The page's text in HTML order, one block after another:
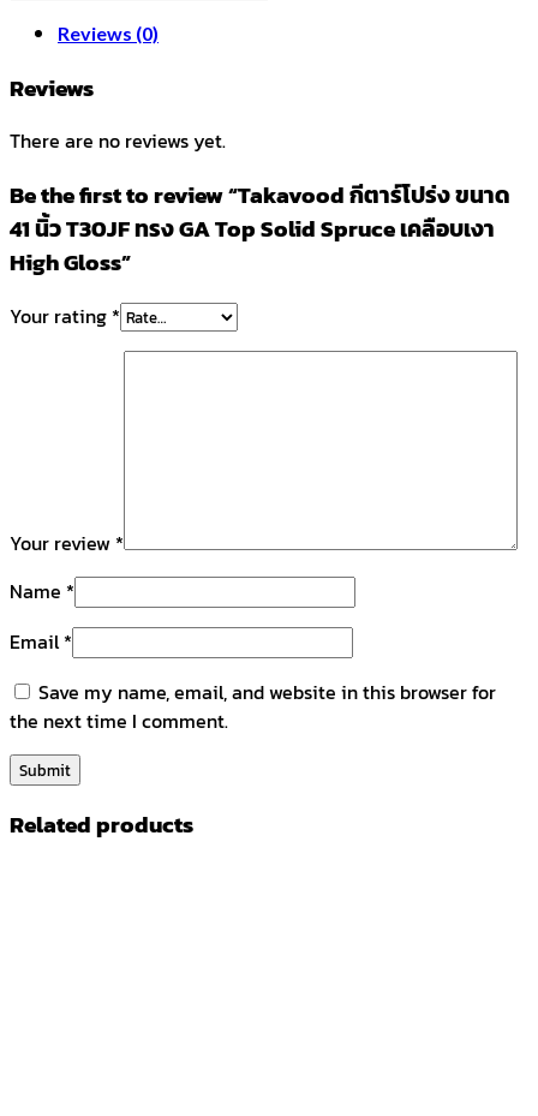
High
quantity
Reviews (0)
Reviews
There are no reviews yet.
Be the first to review “Takavood กีตาร์โปร่ง ขนาด
41 นิ้ว T30JF ทรง GA Top Solid Spruce เคลือบเงา
High Gloss”
Your rating *
Your review *
Name *
Email*
Save my name, email, and website in this browser for
the next time I comment.
Related products